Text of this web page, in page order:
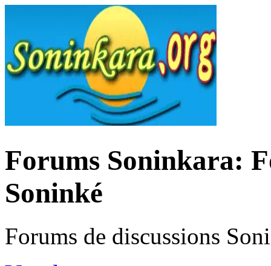
Forums Soninkara:
Soninké
Forums de discussions